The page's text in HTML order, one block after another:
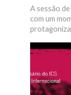
A sessão
com um
alumnus
Lapa,